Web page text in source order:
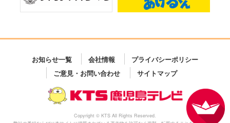
お知らせ一覧 会社情報
プライバシーポリシー
ご意見・お問い合わせ
サイトマップ
Copyright © KTS All Rights Reserved.